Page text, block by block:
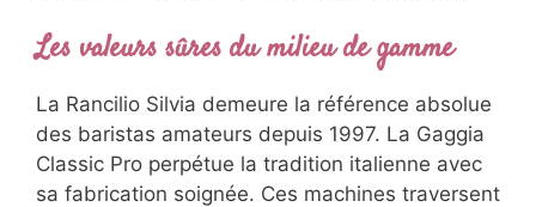
Les valeurs sûres du milieu de gamme
La Rancilio Silvia demeure la référence absolue
des baristas amateurs depuis 1997. La Gaggia
Classic Pro perpétue la tradition italienne avec
sa fabrication soignée. Ces machines traversent